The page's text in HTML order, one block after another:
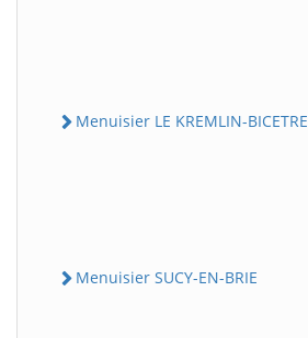
Menuisier LE KREMLIN-BICETRE
Menuisier SUCY-EN-BRIE